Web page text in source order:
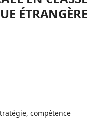
ÉTRANGÈRE
compétence